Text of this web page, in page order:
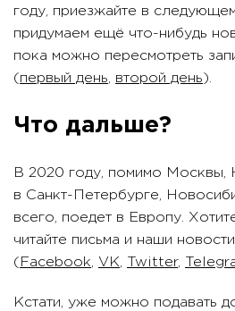
году, приезжайте в
придумаем ещё что-нибудь
пока можно пересмотреть
( первый день, второй день ).
Что дальше?
В 2020 году, помимо Москвы,
в Санкт-Петербурге,
всего, поедет в Европу.
читайте письма и наши
( Facebook, VK, Twitter,
Кстати, уже можно подавать